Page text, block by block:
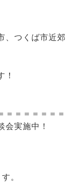
、つくば市近郊
！
＝＝＝＝＝＝＝
実施中！
。